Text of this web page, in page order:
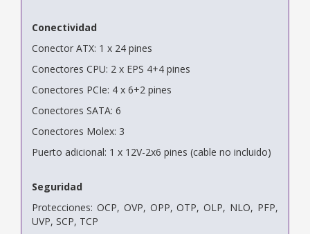
Conectividad
Conector ATX: 1 x 24 pines
Conectores CPU: 2 x EPS 4+4 pines
Conectores PCIe: 4 x 6+2 pines
Conectores SATA: 6
Conectores Molex: 3
Puerto adicional: 1 x 12V-2x6 pines (cable no incluido)
Seguridad
Protecciones: OCP, OVP, OPP, OTP, OLP, NLO, PFP,
UVP, SCP, TCP